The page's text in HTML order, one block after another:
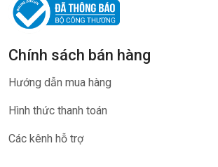
Chính sách bán hàng
Hướng dẫn mua hàng
Hình thức thanh toán
Các kênh hỗ trợ